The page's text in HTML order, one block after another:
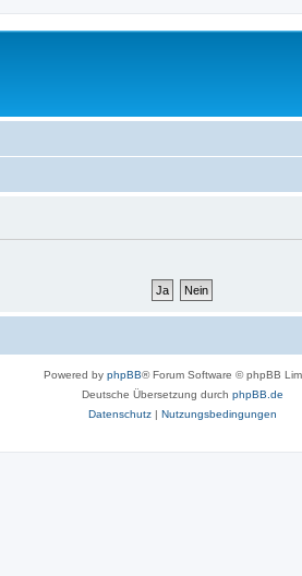
Powered by phpBB® Forum Software © phpBB
Deutsche Übersetzung durch phpBB.de
Datenschutz| Nutzungsbedingungen